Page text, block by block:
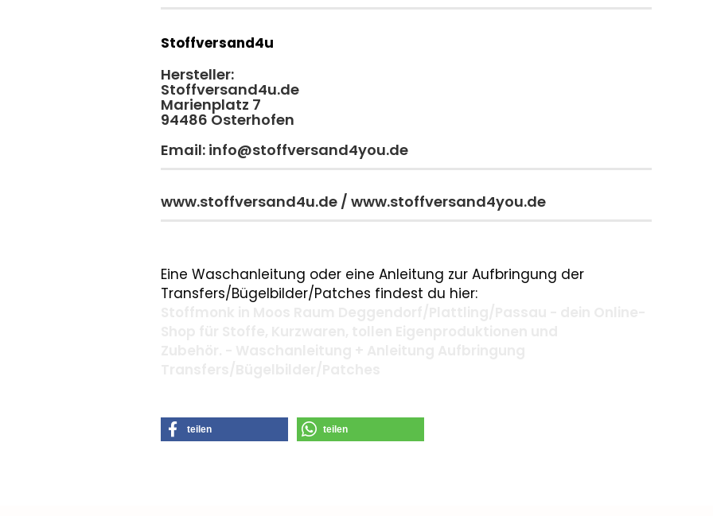
Stoffversand4u
Hersteller:
Stoffversand4u.de
Marienplatz 7
94486 Osterhofen
Email: info@stoffversand4you.de
www.stoffversand4u.de / www.stoffversand4you.de
Eine Waschanleitung oder eine Anleitung zur Aufbringung der
Transfers/Bügelbilder/Patches findest du hier:
teilen teilen